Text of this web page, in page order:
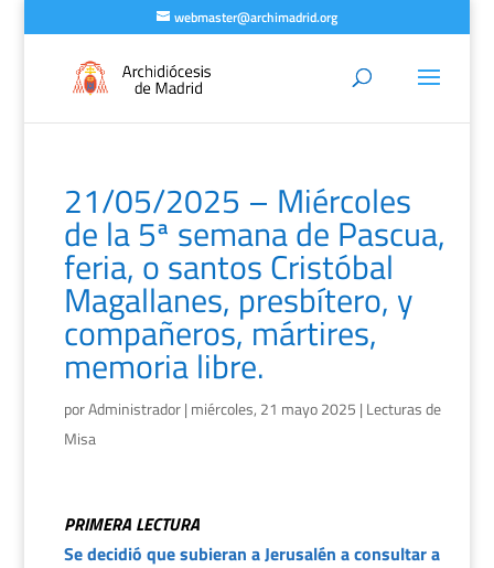
webmaster@archimadrid.org
21/05/2025 – Miércoles
de la 5ª semana de Pascua,
feria, o santos Cristóbal
Magallanes, presbítero, y
compañeros, mártires,
memoria libre.
porAdministrador| miércoles, 21 mayo 2025 | Lecturas de
Misa
PRIMERA LECTURA
Se decidió que subieran a Jerusalén a consultar a